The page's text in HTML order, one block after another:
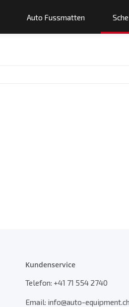
Auto Fussmatten
Kundenservice
Telefon: +41 71 554 2740
Email: info@auto-equipment.ch